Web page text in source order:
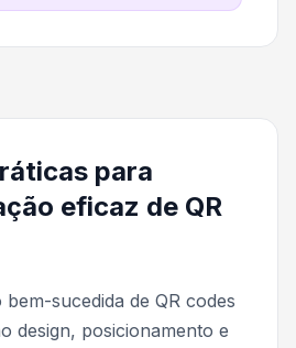
para
eficaz de QR
sucedida de QR codes
design, posicionamento e